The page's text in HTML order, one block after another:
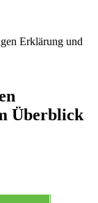
Erklärung und
Überblick